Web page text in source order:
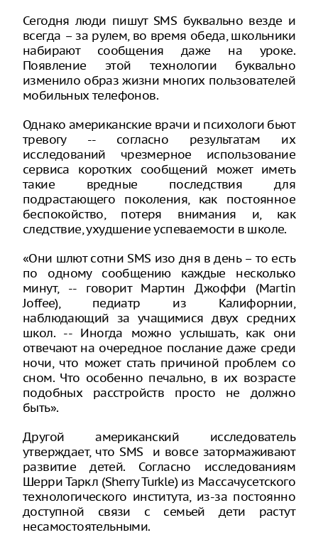
Сегодня люди пишут SMS буквально везде и
всегда – за рулем, во время обеда, школьники
набирают сообщения даже на уроке.
Появление этой технологии буквально
изменило образ жизни многих пользователей
мобильных телефонов.
Однако американские врачи и психологи бьют
тревогу -- согласно результатам их
исследований чрезмерное использование
сервиса коротких сообщений может иметь
такие вредные последствия для
подрастающего поколения, как постоянное
беспокойство, потеря внимания и, как
следствие, ухудшение успеваемости в школе.
«Они шлют сотни SMS изо дня в день – то есть
по одному сообщению каждые несколько
минут, -- говорит Мартин Джоффи (Martin
Joffee), педиатр из Калифорнии,
наблюдающий за учащимися двух средних
школ. -- Иногда можно услышать, как они
отвечают на очередное послание даже среди
ночи, что может стать причиной проблем со
сном. Что особенно печально, в их возрасте
подобных расстройств просто не должно
быть».
Другой американский исследователь
утверждает, что SMS и вовсе затормаживают
развитие детей. Согласно исследованиям
Шерри Таркл (Sherry Turkle) из Массачусетского
технологического института, из-за постоянно
доступной связи с семьей дети растут
несамостоятельными.